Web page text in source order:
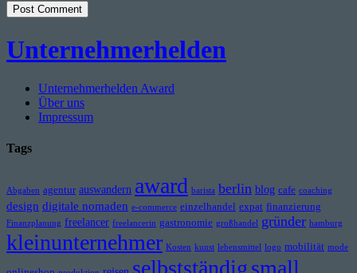
Unternehmerhelden
Unternehmerhelden Award
Über uns
Impressum
Tags
Abgaben agentur auswandern award barista berlin blog cafe coaching
design digitale nomaden e-commerce einzelhandel expat finanzierung
Finanzplanung freelancer freelancerin gastronomie großhandel gründer hamburg
kleinunternehmer Kosten kunst lebensmittel logo mobilität mode
selbstständigsmall